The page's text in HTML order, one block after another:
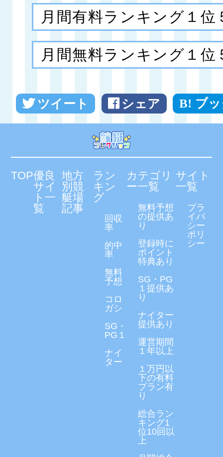
月間有料ランキング１位
月間無料ランキング１位
ツイート シェア ブ
TOP優良
サイ
ト一
覧
地方
別競
艇場
記事
ラン
キン
グ
回収
率
的中
率
無料
予想
コロ
ガシ
SG・
PG１
ナイ
ター
カテゴリ
ー一覧
無料予想
の提供あ
り
登録時に
ポイント
特典あり
SG・PG
１提供あ
り
ナイター
提供あり
運営期間
１年以上
１万円以
下の有料
プラン有
り
総合ラン
キング1
位10回以
上
サイト
一覧
プラ
イバ
シー
ポリ
シー